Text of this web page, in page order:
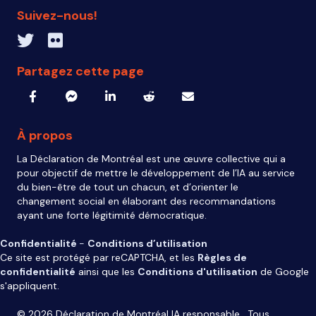
Suivez-nous!
Twitter inven_TFlickr IA Responsable
Partagez cette page
À propos
La Déclaration de Montréal est une œuvre collective qui a
pour objectif de mettre le développement de l’IA au service
du bien-être de tout un chacun, et d’orienter le
changement social en élaborant des recommandations
ayant une forte légitimité démocratique.
Confidentialité - Conditions d’utilisation
Ce site est protégé par reCAPTCHA, et les Règles de
confidentialité ainsi que les Conditions d'utilisation de Google
s'appliquent.